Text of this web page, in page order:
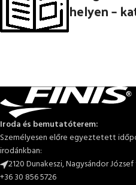
helyen –
Iroda és bemutatóterem:
Személyesen előre egyeztetett
irodánkban:
2120 Dunakeszi, Nagysándor
+36 30 856 5726